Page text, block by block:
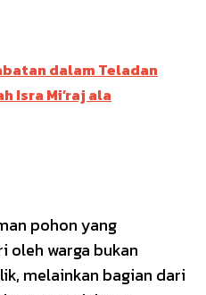
dalam Teladan
Isra Mi’raj ala
pohon yang
oleh warga bukan
melainkan bagian dari